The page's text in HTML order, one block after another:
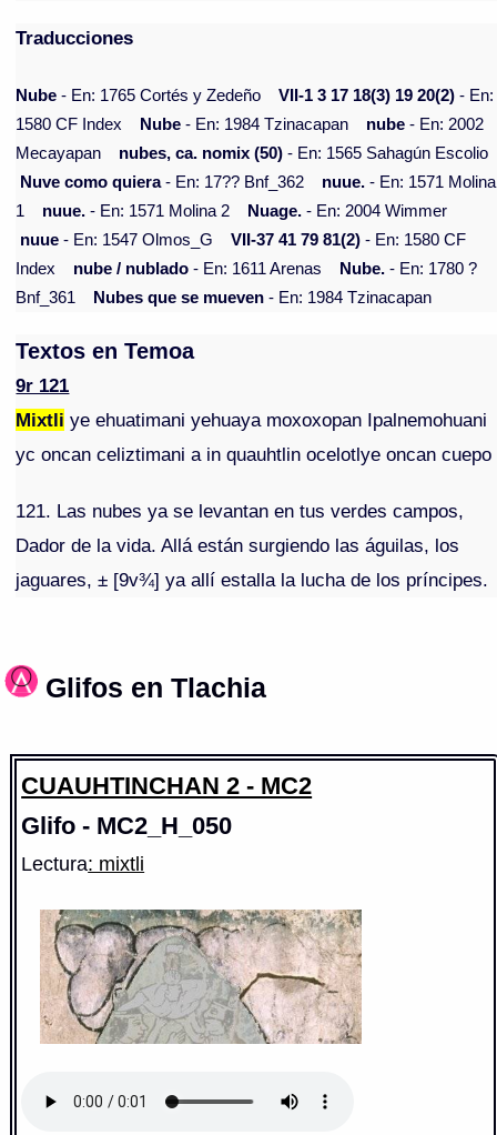
Traducciones
Nube - En: 1765 Cortés y Zedeño VII-1 3 17 18(3) 19 20(2) - En:
1580 CF Index
Nube - En: 1984 Tzinacapan nube - En: 2002
Mecayapan
nubes, ca. nomix (50) - En: 1565 Sahagún Escolio
Nuve como quiera- En: 17?? Bnf_362 nuue. - En: 1571 Molina
1
nuue. - En: 1571 Molina 2 Nuage. - En: 2004 Wimmer
nuue - En: 1547 Olmos_G VII-37 41 79 81(2) - En: 1580 CF
Index
nube / nublado - En: 1611 Arenas Nube. - En: 1780 ?
Bnf_361
Nubes que se mueven - En: 1984 Tzinacapan
Textos en Temoa
9r 121
Mixtli ye ehuatimani yehuaya moxoxopan Ipalnemohuani
yc oncan celiztimani a in quauhtlin ocelotlye oncan cuepo
121. Las nubes ya se levantan en tus verdes campos,
Dador de la vida. Allá están surgiendo las águilas, los
jaguares, ± [9v¾] ya allí estalla la lucha de los príncipes.
Glifos en Tlachia
CUAUHTINCHAN 2 - MC2
Glifo - MC2_H_050
Lectura: mixtli